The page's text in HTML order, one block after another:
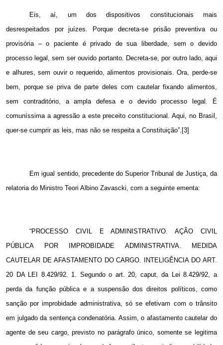
Eis, aí, um dos dispositivos constitucionais mais
desrespeitados por juízes. Porque decreta-se prisão preventiva ou
provisória – o paciente é privado de sua liberdade, sem o devido
processo legal, sem ser ouvido portanto. Decreta-se, por outro lado, aqui
e alhures, sem ouvir o requerido, alimentos provisionais. Ora, perde-se
bem, porque se priva de parte deles com cautelar fixando alimentos,
sem contraditório, a ampla defesa e o devido processo legal. É
comuníssima a agressão a este preceito constitucional. Aqui, no Brasil,
quer-se cumprir as leis, mas não se respeita a Constituição”.[3]
Em igual sentido, precedente do Superior Tribunal de Justiça, da
relatoria do Ministro Teori Albino Zavascki, com a seguinte ementa:
“PROCESSO CIVIL E ADMINISTRATIVO. AÇÃO CIVIL
PÚBLICA POR IMPROBIDADE ADMINISTRATIVA. MEDIDA
CAUTELAR DE AFASTAMENTO DO CARGO. INTELIGÊNCIA DO ART.
20 DA LEI 8.429/92. 1. Segundo o art. 20, caput, da Lei 8.429/92, a
perda da função pública e a suspensão dos direitos políticos, como
sanção por improbidade administrativa, só se efetivam com o trânsito
em julgado da sentença condenatória. Assim, o afastamento cautelar do
agente de seu cargo, previsto no parágrafo único, somente se legitima